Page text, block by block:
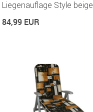
Liegenauflage Style beige
84,99 EUR